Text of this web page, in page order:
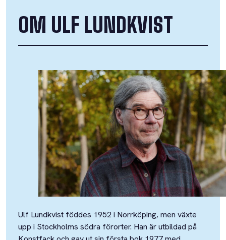
OM ULF LUNDKVIST
Ulf Lundkvist föddes 1952 i Norrköping, men växte
upp i Stockholms södra förorter. Han är utbildad på